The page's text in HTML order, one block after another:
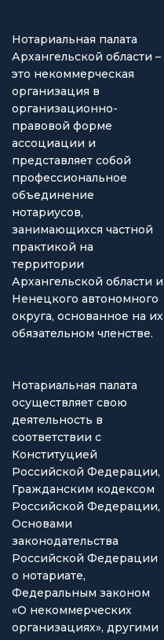
Нотариальная палата
Архангельской области –
это некоммерческая
организация в
организационно-
правовой форме
ассоциации и
представляет собой
профессиональное
объединение
нотариусов,
занимающихся частной
практикой на
территории
Архангельской области и
Ненецкого автономного
округа, основанное на их
обязательном членстве.
Нотариальная палата
осуществляет свою
деятельность в
соответствии с
Конституцией
Российской Федерации,
Гражданским кодексом
Российской Федерации,
Основами
законодательства
Российской Федерации
о нотариате,
Федеральным законом
«О некоммерческих
организациях», другими